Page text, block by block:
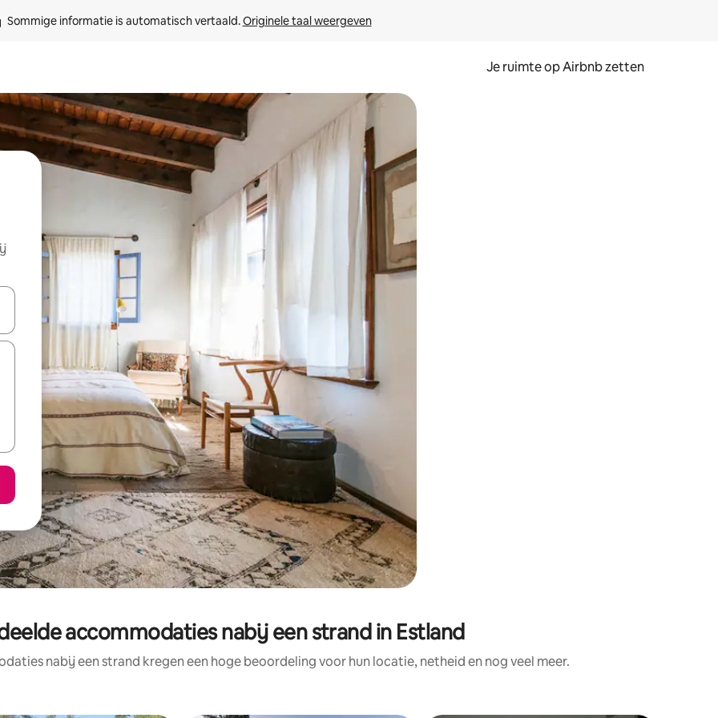
Sommige informatie is automatisch vertaald. Originele taal weergeven
Je ruimte op Airbnb zetten
keuze met je de pijltjestoetsen omhoog en omlaag, óf door te tikken of swipen.
accommodaties nabij een strand in Estland
nabij een strand kregen een hoge beoordeling voor hun locatie, netheid en nog veel meer.